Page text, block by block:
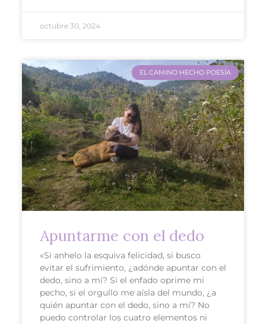
octubre 30, 2024
EL CAMINO HECHO POESÍA
Apuntarme con el dedo
«Si anhelo la esquiva felicidad, si busco
evitar el sufrimiento, ¿adónde apuntar con el
dedo, sino a mí? Si el enfado oprime mi
pecho, si el orgullo me aísla del mundo, ¿a
quién apuntar con el dedo, sino a mí? No
puedo controlar los cuatro elementos ni